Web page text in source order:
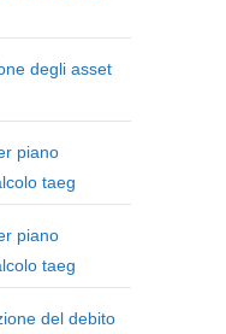
degli asset
piano
taeg
piano
taeg
del debito